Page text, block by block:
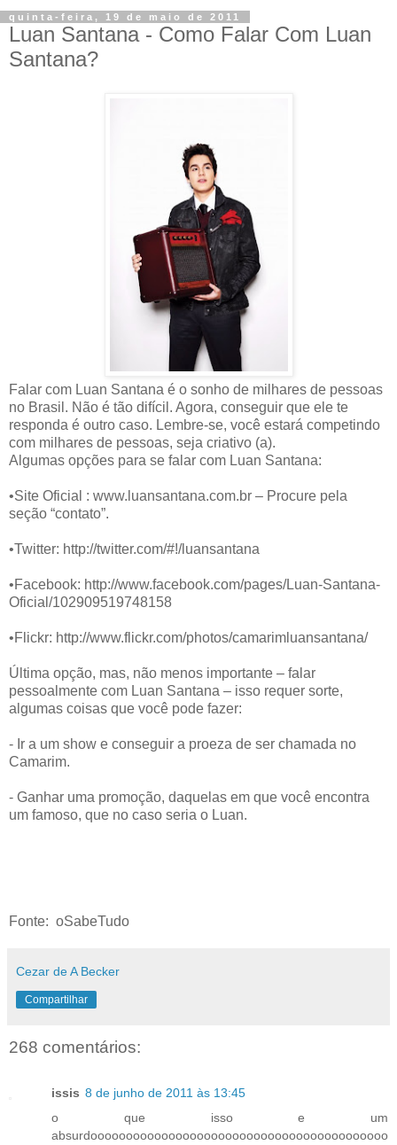
quinta-feira, 19 de maio de 2011
Luan Santana - Como Falar Com Luan
Santana?
Falar com Luan Santana é o sonho de milhares de pessoas
no Brasil. Não é tão difícil. Agora, conseguir que ele te
responda é outro caso. Lembre-se, você estará competindo
com milhares de pessoas, seja criativo (a).
Algumas opções para se falar com Luan Santana:
•Site Oficial : www.luansantana.com.br – Procure pela
seção “contato”.
•Twitter: http://twitter.com/#!/luansantana
•Facebook: http://www.facebook.com/pages/Luan-Santana-
Oficial/102909519748158
•Flickr: http://www.flickr.com/photos/camarimluansantana/
Última opção, mas, não menos importante – falar
pessoalmente com Luan Santana – isso requer sorte,
algumas coisas que você pode fazer:
- Ir a um show e conseguir a proeza de ser chamada no
Camarim.
- Ganhar uma promoção, daquelas em que você encontra
um famoso, que no caso seria o Luan.
Fonte: oSabeTudo
Cezar de A Becker
Compartilhar
268 comentários:
issis 8 de junho de 2011 às 13:45
o que isso e um
absurdoooooooooooooooooooooooooooooooooooooooooo